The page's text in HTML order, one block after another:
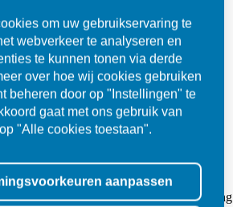
aankoop en zeer klantvriendelijk. De
om uw gebruikservaring te
webverkeer te analyseren en
te kunnen tonen via derde
over hoe wij cookies gebruiken
beheren door op "Instellingen" te
gaat met ons gebruik van
"Alle cookies toestaan".
aanpassen